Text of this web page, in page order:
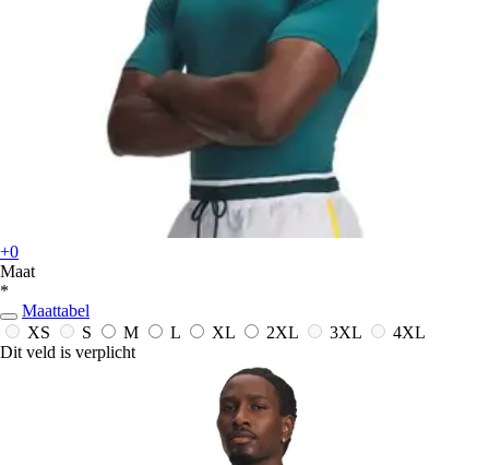
+0
Maat
*
Maattabel
XS
S M L XL 2XL 3XL
4XL
Dit veld is verplicht